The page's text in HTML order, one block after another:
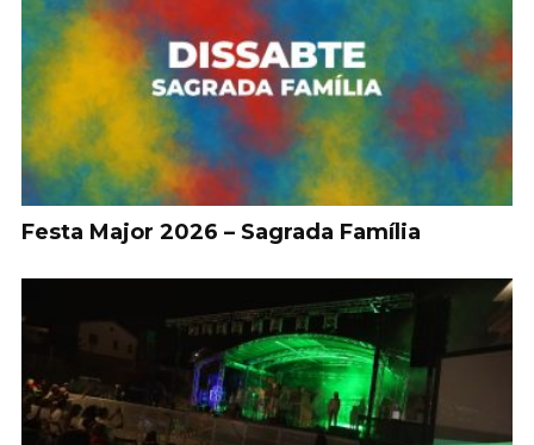
Festa Major 2026 – Sagrada Família